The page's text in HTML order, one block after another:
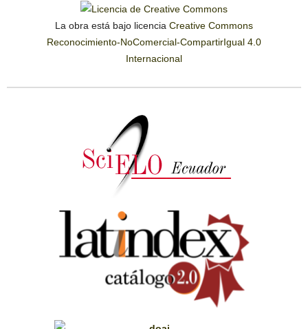
La obra está bajo licencia Creative Commons
Reconocimiento-NoComercial-CompartirIgual 4.0
Internacional